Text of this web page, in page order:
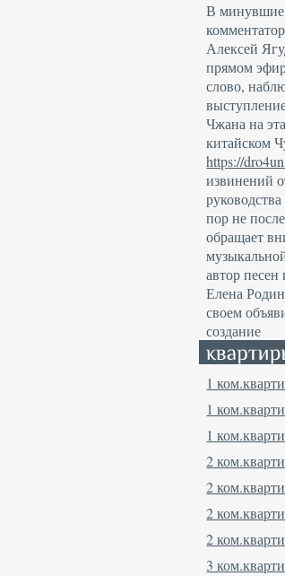
В
Алексей
прямом
слово,
Чжана на
китайском
https://
извинений
пор не
обращает
автор песен
Елена
своем
создание
1
1
1
2
2
2
2
3